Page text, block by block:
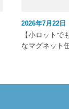
2026年7月22日
【小ロットで
なマグネット